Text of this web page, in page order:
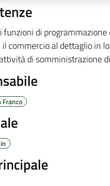
funzioni di
commercio al dettaglio in
di somministrazione
Franco